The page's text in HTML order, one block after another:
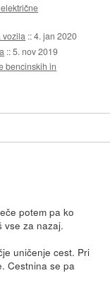
vozila ::4. jan 2020
::5. nov 2019
bencinskih in
potem pa ko
vse za nazaj.
uničenje cest. Pri
Cestnina se pa